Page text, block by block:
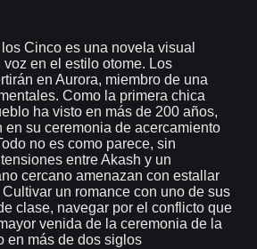
Cinco es una novela visual
en el estilo otome. Los
en Aurora, miembro de una
Como la primera chica
ha visto en más de 200 años,
en su ceremonia de acercamiento
no es como parece, sin
entre Akash y un
cercano amenazan con estallar
un romance con uno de sus
clase, navegar por el conflicto que
venida de la ceremonia de la
en más de dos siglos